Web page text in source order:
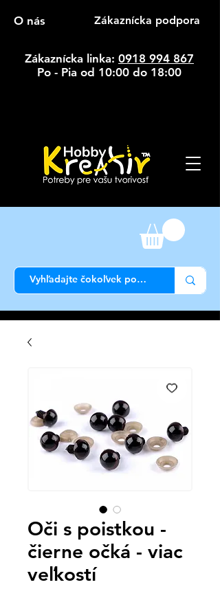
O nás Zákaznícka podpora
Zákaznícka linka: 0918 994 867
Po - Pia od 10:00 do 18:00
Oči s poistkou -
čierne očká - viac
veľkostí